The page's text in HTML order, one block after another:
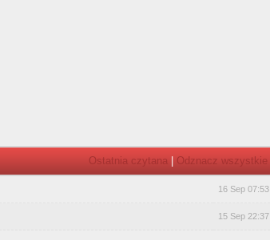
Ostatnia czytana| Odznacz wszystkie
16 Sep 07:53
15 Sep 22:37